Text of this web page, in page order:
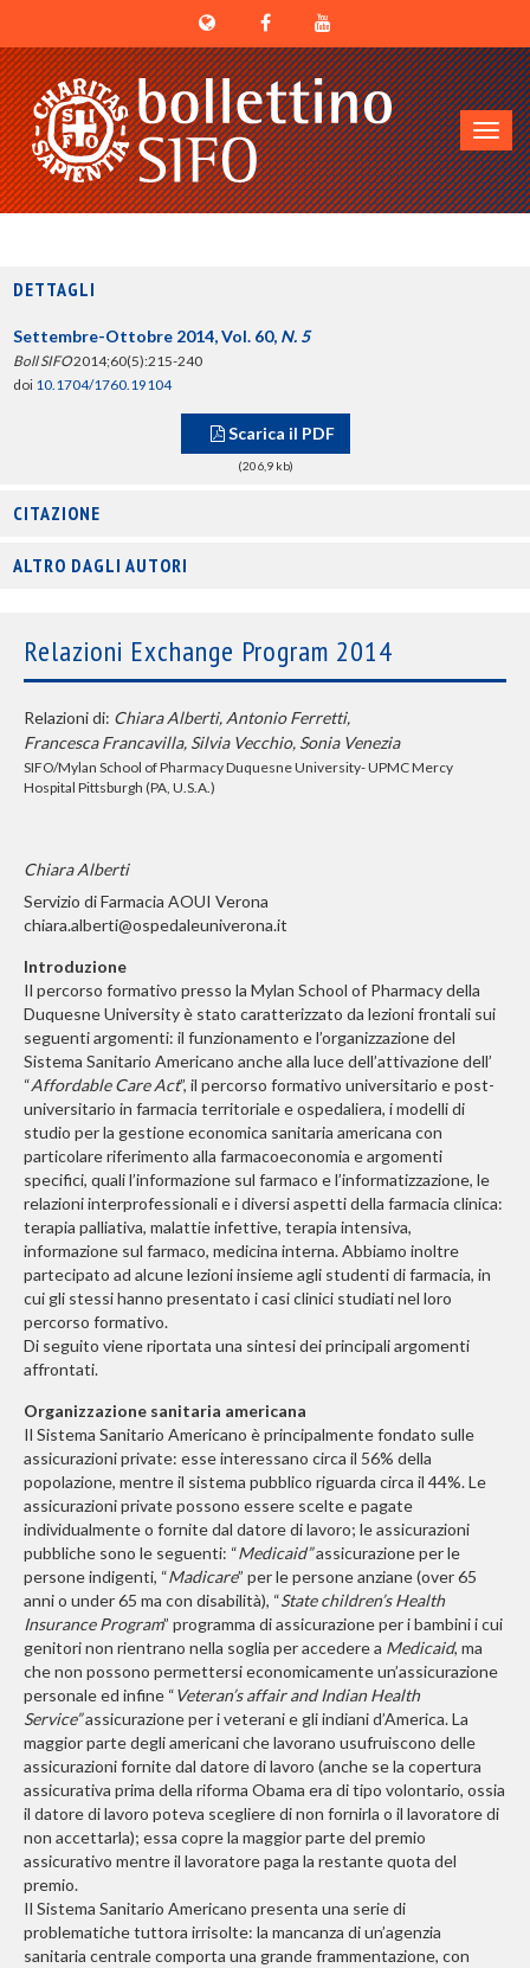
DETTAGLI
Settembre-Ottobre 2014, Vol. 60, N. 5
Boll SIFO2014;60(5):215-240
doi 10.1704/1760.19104
Scarica il PDF
(206,9 kb)
CITAZIONE
ALTRO DAGLI AUTORI
Relazioni Exchange Program 2014
Relazioni di: Chiara Alberti, Antonio Ferretti,
Francesca Francavilla, Silvia Vecchio, Sonia Venezia
SIFO/Mylan School of Pharmacy Duquesne University- UPMC Mercy
Hospital Pittsburgh (PA, U.S.A.)
Chiara Alberti
Servizio di Farmacia AOUI Verona
chiara.alberti@ospedaleuniverona.it
Introduzione
Il percorso formativo presso la Mylan School of Pharmacy della
Duquesne University è stato caratterizzato da lezioni frontali sui
seguenti argomenti: il funzionamento e l’organizzazione del
Sistema Sanitario Americano anche alla luce dell’attivazione dell’
“Affordable Care Act”, il percorso formativo universitario e post-
universitario in farmacia territoriale e ospedaliera, i modelli di
studio per la gestione economica sanitaria americana con
particolare riferimento alla farmacoeconomia e argomenti
specifici, quali l’informazione sul farmaco e l’informatizzazione, le
relazioni interprofessionali e i diversi aspetti della farmacia clinica:
terapia palliativa, malattie infettive, terapia intensiva,
informazione sul farmaco, medicina interna. Abbiamo inoltre
partecipato ad alcune lezioni insieme agli studenti di farmacia, in
cui gli stessi hanno presentato i casi clinici studiati nel loro
percorso formativo.
Di seguito viene riportata una sintesi dei principali argomenti
affrontati.
Organizzazione sanitaria americana
Il Sistema Sanitario Americano è principalmente fondato sulle
assicurazioni private: esse interessano circa il 56% della
popolazione, mentre il sistema pubblico riguarda circa il 44%. Le
assicurazioni private possono essere scelte e pagate
individualmente o fornite dal datore di lavoro; le assicurazioni
pubbliche sono le seguenti: “Medicaid”assicurazione per le
persone indigenti, “Madicare” per le persone anziane (over 65
anni o under 65 ma con disabilità), “State children’s Health
Insurance Program” programma di assicurazione per i bambini i cui
genitori non rientrano nella soglia per accedere a Medicaid, ma
che non possono permettersi economicamente un’assicurazione
personale ed infine “Veteran’s affair and Indian Health
Service”assicurazione per i veterani e gli indiani d’America. La
maggior parte degli americani che lavorano usufruiscono delle
assicurazioni fornite dal datore di lavoro (anche se la copertura
assicurativa prima della riforma Obama era di tipo volontario, ossia
il datore di lavoro poteva scegliere di non fornirla o il lavoratore di
non accettarla); essa copre la maggior parte del premio
assicurativo mentre il lavoratore paga la restante quota del
premio.
Il Sistema Sanitario Americano presenta una serie di
problematiche tuttora irrisolte: la mancanza di un’agenzia
sanitaria centrale comporta una grande frammentazione, con